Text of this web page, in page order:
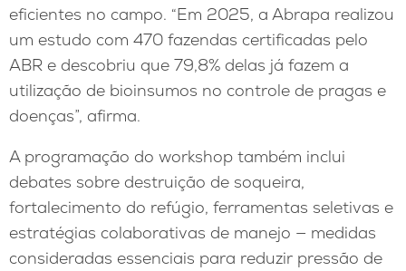
eficientes no campo. “Em 2025, a Abrapa realizou
um estudo com 470 fazendas certificadas pelo
ABR e descobriu que 79,8% delas já fazem a
utilização de bioinsumos no controle de pragas e
doenças”, afirma.
A programação do workshop também inclui
debates sobre destruição de soqueira,
fortalecimento do refúgio, ferramentas seletivas e
estratégias colaborativas de manejo — medidas
consideradas essenciais para reduzir pressão de